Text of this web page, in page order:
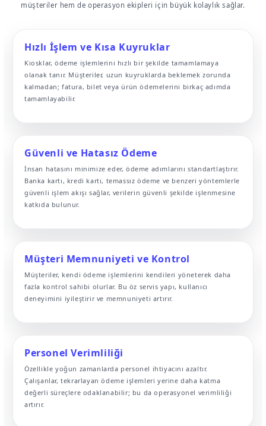
müşteriler hem de operasyon ekipleri için büyük kolaylık sağlar.
Hızlı İşlem ve Kısa Kuyruklar
Kiosklar, ödeme işlemlerini hızlı bir şekilde tamamlamaya
olanak tanır. Müşteriler, uzun kuyruklarda beklemek zorunda
kalmadan; fatura, bilet veya ürün ödemelerini birkaç adımda
tamamlayabilir.
Güvenli ve Hatasız Ödeme
İnsan hatasını minimize eder, ödeme adımlarını standartlaştırır.
Banka kartı, kredi kartı, temassız ödeme ve benzeri yöntemlerle
güvenli işlem akışı sağlar, verilerin güvenli şekilde işlenmesine
katkıda bulunur.
Müşteri Memnuniyeti ve Kontrol
Müşteriler, kendi ödeme işlemlerini kendileri yöneterek daha
fazla kontrol sahibi olurlar. Bu öz servis yapı, kullanıcı
deneyimini iyileştirir ve memnuniyeti artırır.
Personel Verimliliği
Özellikle yoğun zamanlarda personel ihtiyacını azaltır.
Çalışanlar, tekrarlayan ödeme işlemleri yerine daha katma
değerli süreçlere odaklanabilir; bu da operasyonel verimliliği
artırır.